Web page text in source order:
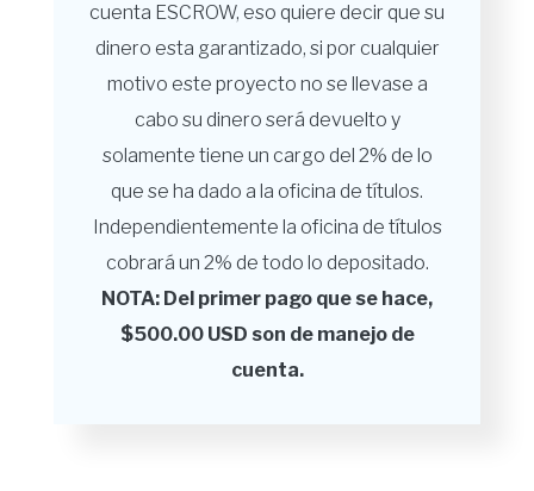
cuenta ESCROW, eso quiere decir que su
dinero esta garantizado, si por cualquier
motivo este proyecto no se llevase a
cabo su dinero será devuelto y
solamente tiene un cargo del 2% de lo
que se ha dado a la oficina de títulos.
Independientemente la oficina de títulos
cobrará un 2% de todo lo depositado.
NOTA: Del primer pago que se hace,
$500.00 USD son de manejo de
cuenta.